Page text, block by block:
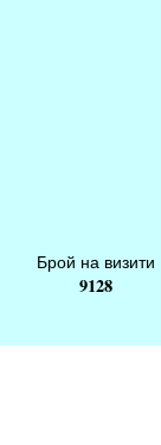
Брой на визити
9128